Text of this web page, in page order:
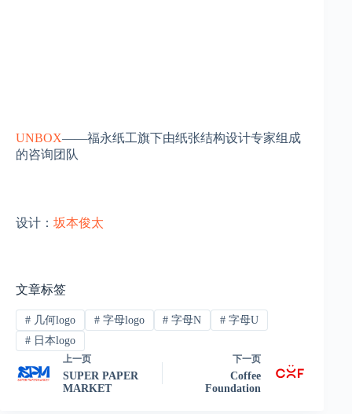
UNBOX——福永纸工旗下由纸张结构设计专家组成
的咨询团队
设计： 坂本俊太
文章标签
#几何logo #字母logo # 字母N # 字母U
#日本logo
上一页
SUPER PAPER
MARKET
下一页
Coffee
Foundation